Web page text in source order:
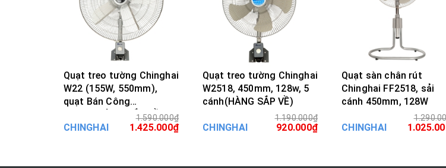
Quạt treo tường Chinghai
W22 (155W, 550mm),
quạt Bán Công
Nghiệp(HÀNG SẮP VỀ)
CHINGHAI
1.590.000₫
1.425.000₫
MUA HÀNG
Quạt treo tường Chinghai
W2518, 450mm, 128w, 5
cánh(HÀNG SẮP VỀ)
CHINGHAI
1.190.000₫
920.000₫
MUA HÀNG
Quạt sàn chân rút
Chinghai FF2518, sải
cánh 450mm, 128W
CHINGHAI
MUA HÀNG